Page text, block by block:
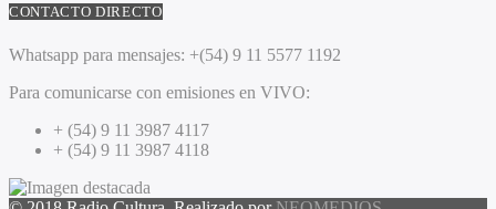
CONTACTO DIRECTO
Whatsapp para mensajes: +(54) 9 11 5577 1192
Para comunicarse con emisiones en VIVO:
+ (54) 9 11 3987 4117
+ (54) 9 11 3987 4118